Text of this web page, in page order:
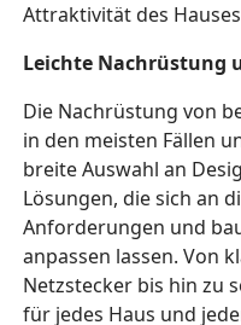
Attraktivität des
Leichte Nachrüstung
Die Nachrüstung von
in den meisten Fällen
breite Auswahl an
Lösungen, die sich an
Anforderungen und
anpassen lassen. Von
Netzstecker bis hin zu
für jedes Haus und